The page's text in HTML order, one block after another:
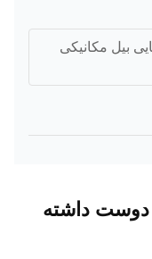
بیل مکانیکی
داشته